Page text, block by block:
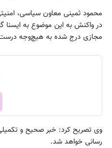
محمود ثمینی معاون سیاسی،
در واکنش به این موضوع به ایسنا
مجازی درج شده به هیچ‌وجه
وی تصریح کرد: خبر صحیح و تکمیلی
رسانی خواهد شد.